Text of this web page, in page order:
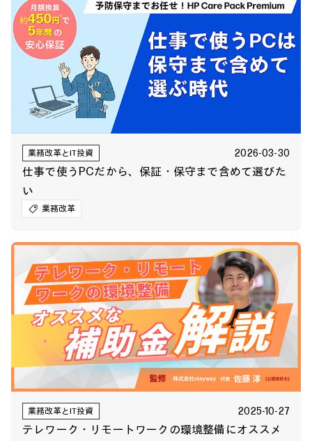
業務改革とIT投資 2026-03-30
仕事で使うPCだから、保証・保守まで含めて選びた
い
業務改革
業務改革とIT投資 2025-10-27
テレワーク・リモートワークの環境整備にオススメ